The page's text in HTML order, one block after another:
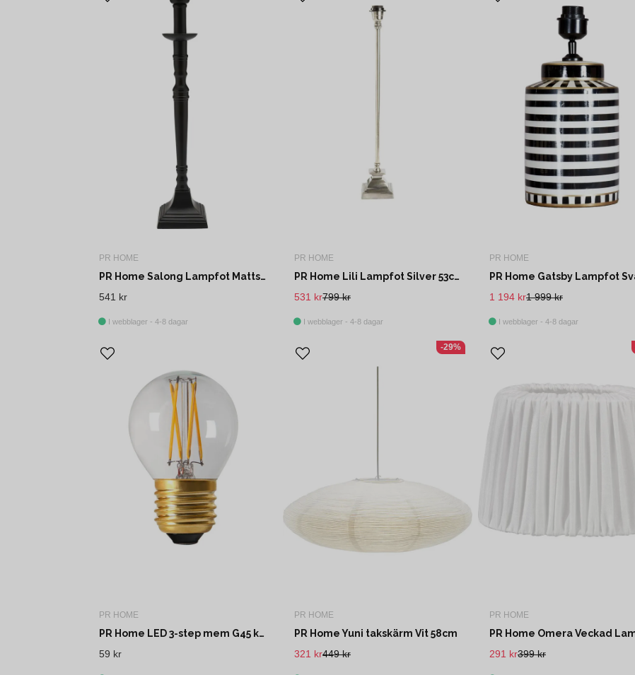
PR HOME
PR Home Salong Lampfot Mattsvart 53cm
541 kr
I webblager - 4-8 dagar
PR HOME
PR Home Lili Lampfot Silver 53cm
799 kr
531 kr
I webblager - 4-8 dagar
PR HOME
1 999 kr
1 194 kr
I webblager - 4-8 dagar
PR HOME
PR Home LED 3-step mem G45 klar E27 45mm
59 kr
PR HOME
PR Home Yuni takskärm Vit 58cm
449 kr
321 kr
-29%
PR HOME
399 kr
291 kr